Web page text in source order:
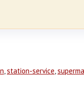
, station-service,